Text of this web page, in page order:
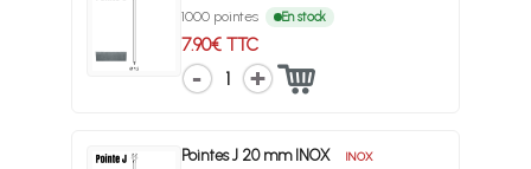
1000 pointes En stock
7.90€ TTC
1
Pointes J 20 mm INOX INOX